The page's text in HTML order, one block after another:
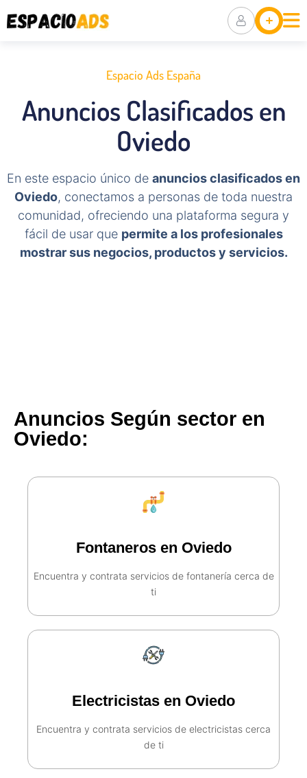
Ubicaciones
Espacio Ads España
Anuncios Clasificados en
Oviedo
En este espacio único de anuncios clasificados en
Oviedo, conectamos a personas de toda nuestra
comunidad, ofreciendo una plataforma segura y
fácil de usar que permite a los profesionales
mostrar sus negocios, productos y servicios.
Anuncios Según sector en
Oviedo:
Fontaneros en Oviedo
Encuentra y contrata servicios de fontanería cerca de
ti
Electricistas en Oviedo
Encuentra y contrata servicios de electricistas cerca
de ti​